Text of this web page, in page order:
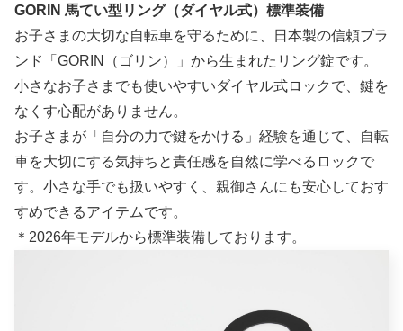
GORIN 馬てい型リング（ダイヤル式）標準装備
お子さまの大切な自転車を守るために、日本製の信頼ブラ
ンド「GORIN（ゴリン）」から生まれたリング錠です。
小さなお子さまでも使いやすいダイヤル式ロックで、鍵を
なくす心配がありません。
お子さまが「自分の力で鍵をかける」経験を通じて、自転
車を大切にする気持ちと責任感を自然に学べるロックで
す。小さな手でも扱いやすく、親御さんにも安心しておす
すめできるアイテムです。
＊2026年モデルから標準装備しております。